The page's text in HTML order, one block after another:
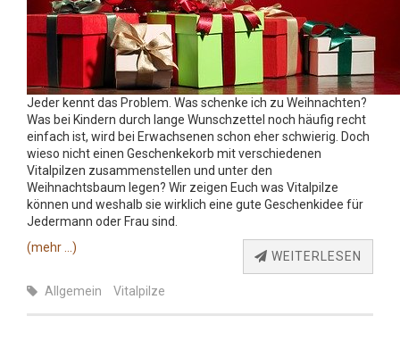
Jeder kennt das Problem. Was schenke ich zu Weihnachten?
Was bei Kindern durch lange Wunschzettel noch häufig recht
einfach ist, wird bei Erwachsenen schon eher schwierig. Doch
wieso nicht einen Geschenkekorb mit verschiedenen
Vitalpilzen zusammenstellen und unter den
Weihnachtsbaum legen? Wir zeigen Euch was Vitalpilze
können und weshalb sie wirklich eine gute Geschenkidee für
Jedermann oder Frau sind.
(mehr …)
WEITERLESEN
Allgemein Vitalpilze